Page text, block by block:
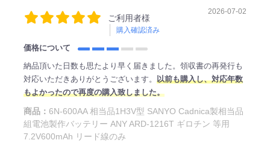
ご利用者様
購入確認済み
2026-07-02
価格について
納品頂いた日数も思たより早く届きました。領収書の再発行も
対応いただきありがとうございます。 以前も購入し、対応年数
もよかったので再度の購入致しました。
商品： 6N-600AA 相当品1H3V型 SANYO Cadnica製相当品
組電池製作バッテリー ANY ARD-1216T ギロチン 等用
7.2V600mAh リード線のみ